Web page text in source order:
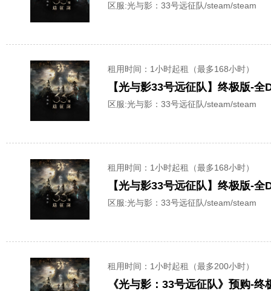
区服:光与影：33号远征队/steam/steam
租用时间 ：1小时起租（最多168小时）
【光与影33号远征队】终极版-
区服:光与影：33号远征队/steam/steam
租用时间 ：1小时起租（最多168小时）
【光与影33号远征队】终极版-
区服:光与影：33号远征队/steam/steam
租用时间 ：1小时起租（最多200小时）
《光与影：33号远征队》预购-